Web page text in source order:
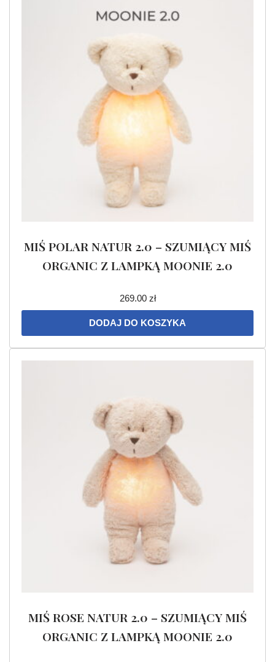
MIŚ POLAR NATUR 2.0 – SZUMIĄCY MIŚ
ORGANIC Z LAMPKĄ MOONIE 2.0
269.00 zł
DODAJ DO KOSZYKA
MIŚ ROSE NATUR 2.0 – SZUMIĄCY MIŚ
ORGANIC Z LAMPKĄ MOONIE 2.0